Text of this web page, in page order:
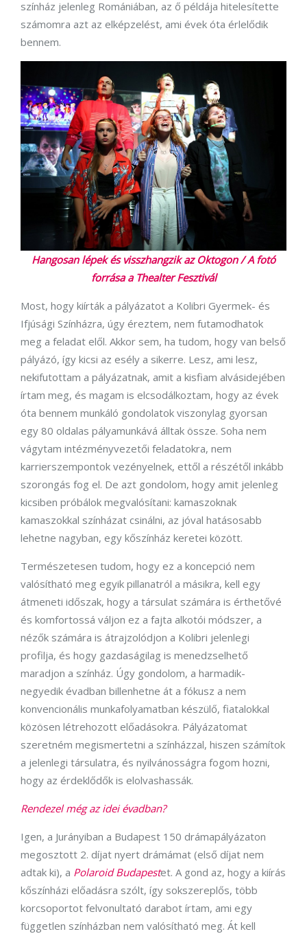
színház jelenleg Romániában, az ő példája hitelesítette
számomra azt az elképzelést, ami évek óta érlelődik
bennem.
Hangosan lépek és visszhangzik az Oktogon / A fotó
forrása a Thealter Fesztivál
Most, hogy kiírták a pályázatot a Kolibri Gyermek- és
Ifjúsági Színházra, úgy éreztem, nem futamodhatok
meg a feladat elől. Akkor sem, ha tudom, hogy van belső
pályázó, így kicsi az esély a sikerre. Lesz, ami lesz,
nekifutottam a pályázatnak, amit a kisfiam alvásidejében
írtam meg, és magam is elcsodálkoztam, hogy az évek
óta bennem munkáló gondolatok viszonylag gyorsan
egy 80 oldalas pályamunkává álltak össze. Soha nem
vágytam intézményvezetői feladatokra, nem
karrierszempontok vezényelnek, ettől a részétől inkább
szorongás fog el. De azt gondolom, hogy amit jelenleg
kicsiben próbálok megvalósítani: kamaszoknak
kamaszokkal színházat csinálni, az jóval hatásosabb
lehetne nagyban, egy kőszínház keretei között.
Természetesen tudom, hogy ez a koncepció nem
valósítható meg egyik pillanatról a másikra, kell egy
átmeneti időszak, hogy a társulat számára is érthetővé
és komfortossá váljon ez a fajta alkotói módszer, a
nézők számára is átrajzolódjon a Kolibri jelenlegi
profilja, és hogy gazdaságilag is menedzselhető
maradjon a színház. Úgy gondolom, a harmadik-
negyedik évadban billenhetne át a fókusz a nem
konvencionális munkafolyamatban készülő, fiatalokkal
közösen létrehozott előadásokra. Pályázatomat
szeretném megismertetni a színházzal, hiszen számítok
a jelenlegi társulatra, és nyilvánosságra fogom hozni,
hogy az érdeklődők is elolvashassák.
Rendezel még az idei évadban?
Igen, a Jurányiban a Budapest 150 drámapályázaton
megosztott 2. díjat nyert drámámat (első díjat nem
adtak ki), a Polaroid Budapestet. A gond az, hogy a kiírás
kőszínházi előadásra szólt, így sokszereplős, több
korcsoportot felvonultató darabot írtam, ami egy
független színházban nem valósítható meg. Át kell